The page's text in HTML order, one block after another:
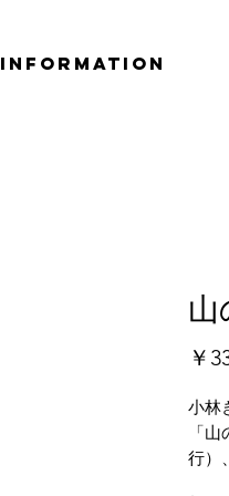
INFORMATION
山
￥
小林
「
行）